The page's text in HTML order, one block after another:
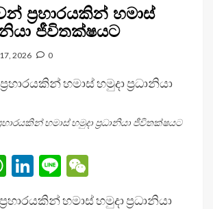
ප්‍රහාරයකින් හමාස්
ජීවිතක්ෂයට
2026 0
හමාස් හමුදා ප්‍රධානියා ජීවිතක්ෂයට
WhatsApp
LinkedIn
Line
හමාස් හමුදා ප්‍රධානියා